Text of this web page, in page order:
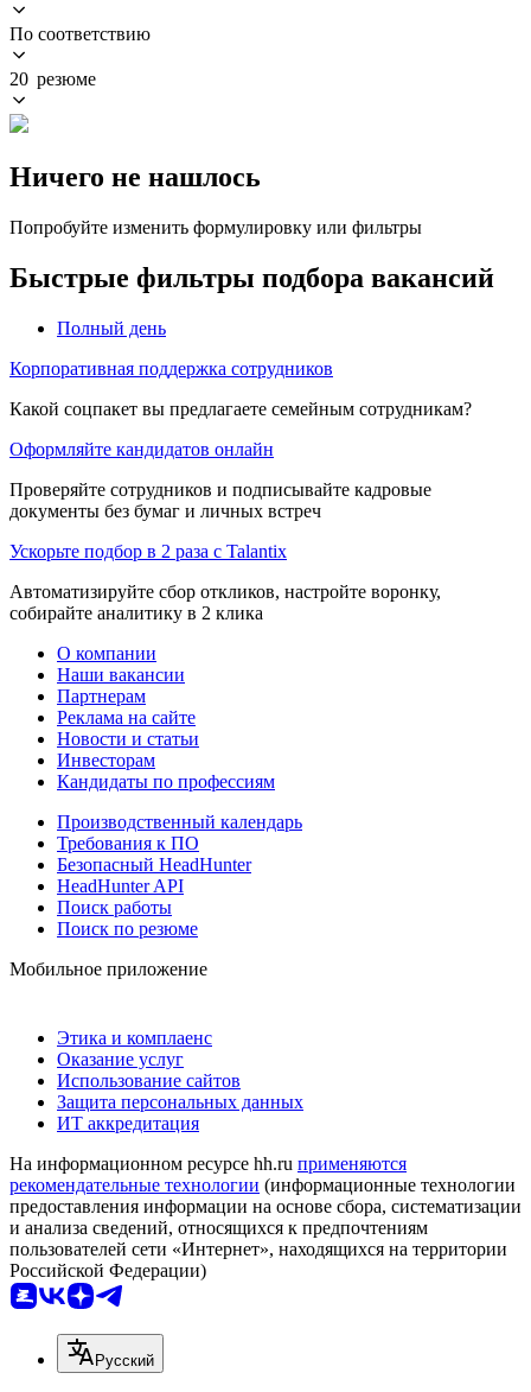
По соответствию
20 резюме
Ничего не нашлось
Попробуйте изменить формулировку или фильтры
Быстрые фильтры подбора вакансий
Полный день
Корпоративная поддержка сотрудников
Какой соцпакет вы предлагаете семейным сотрудникам?
Оформляйте кандидатов онлайн
Проверяйте сотрудников и подписывайте кадровые
документы без бумаг и личных встреч
Ускорьте подбор в 2 раза с Talantix
Автоматизируйте сбор откликов, настройте воронку,
собирайте аналитику в 2 клика
О компании
Наши вакансии
Партнерам
Реклама на сайте
Новости и статьи
Инвесторам
Кандидаты по профессиям
Производственный календарь
Требования к ПО
Безопасный HeadHunter
HeadHunter API
Поиск работы
Поиск по резюме
Мобильное приложение
Этика и комплаенс
Оказание услуг
Использование сайтов
Защита персональных данных
ИТ аккредитация
На информационном ресурсе hh.ru применяются
рекомендательные технологии (информационные технологии
предоставления информации на основе сбора, систематизации
и анализа сведений, относящихся к предпочтениям
пользователей сети «Интернет», находящихся на территории
Российской Федерации)
Русский